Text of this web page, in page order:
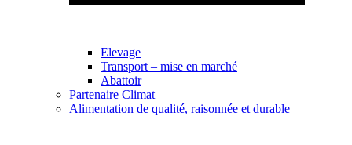
Elevage
Transport – mise en marché
Abattoir
Partenaire Climat
Alimentation de qualité, raisonnée et durable